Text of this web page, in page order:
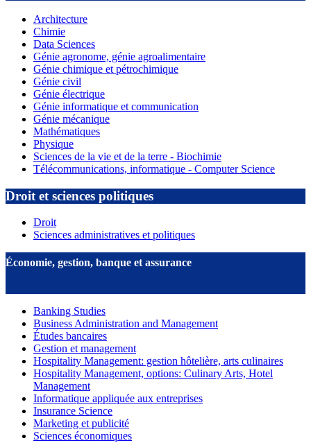
Architecture
Chimie
Data Sciences
Génie agronome, génie agroalimentaire
Génie chimique et pétrochimique
Génie civil
Génie électrique
Génie informatique et communication
Génie mécanique
Mathématiques
Physique
Sciences de la vie et de la terre - Biochimie
Télécommunications, informatique - Computer Science
Droit et sciences politiques
Droit
Sciences administratives et politiques
Économie, gestion, banque et assurance
Banking Studies
Business Administration and Management
Études bancaires
Gestion et management
Hospitality Management: gestion hôtelière, arts culinaires
Hospitality Management, options: Culinary Arts, Hotel
Management
Informatique appliquée aux entreprises
Insurance Science
Marketing et publicité
Sciences économiques